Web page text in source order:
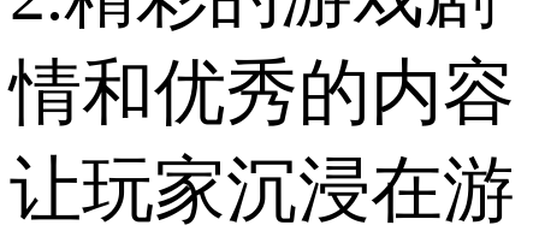
情和优秀的内容
让玩家沉浸在游